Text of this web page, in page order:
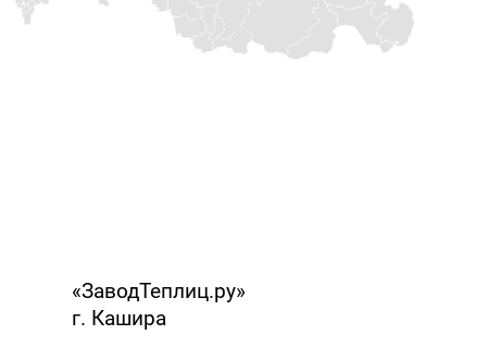
«ЗаводТеплиц.ру»
г. Кашира